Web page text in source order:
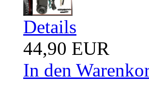
Details
44,90 EUR
In den